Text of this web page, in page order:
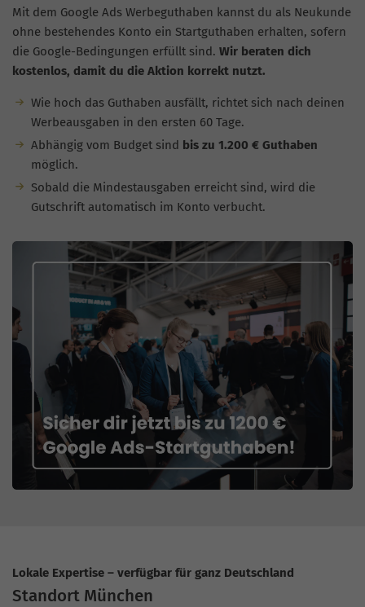
Mit dem Google Ads Werbeguthaben kannst du als Neukunde
ohne bestehendes Konto ein Startguthaben erhalten, sofern
die Google-Bedingungen erfüllt sind. Wir beraten dich
kostenlos, damit du die Aktion korrekt nutzt.
Wie hoch das Guthaben ausfällt, richtet sich nach deinen
Werbeausgaben in den ersten 60 Tage.
Abhängig vom Budget sind bis zu 1.200 € Guthaben
möglich.
Sobald die Mindestausgaben erreicht sind, wird die
Gutschrift automatisch im Konto verbucht.
Lokale Expertise – verfügbar für ganz Deutschland
Standort München